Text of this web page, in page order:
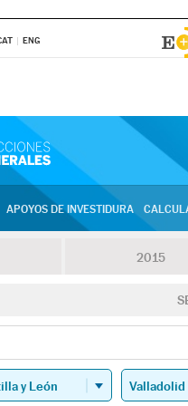
ENG
APOYOS DE INVESTIDURA
2015